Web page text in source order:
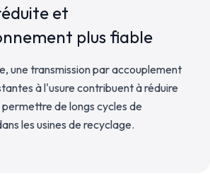
et
plus fiable
une transmission par accouplement
à l'usure contribuent à réduire
de longs cycles de
les usines de recyclage.